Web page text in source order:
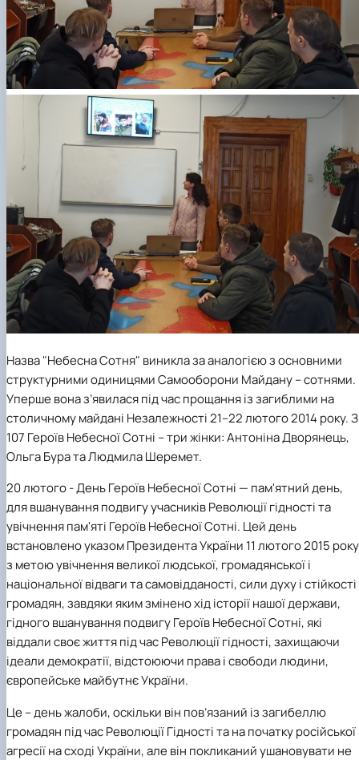
Назва "Небесна Сотня" виникла за аналогією з основними
структурними одиницями Самооборони Майдану – сотнями.
Уперше вона з’явилася під час прощання із загиблими на
столичному майдані Незалежності 21–22 лютого 2014 року.
107 Героїв Небесної Сотні – три жінки: Антоніна Дворянець,
Ольга Бура та Людмила Шеремет.
20 лютого - День Героїв Небесної Сотні — пам'ятний день,
для вшанування подвигу учасників Революції гідності та
увічнення пам'яті Героїв Небесної Сотні. Цей день
встановлено указом Президента України 11 лютого 2015 року
з метою увічнення великої людської, громадянської і
національної відваги та самовідданості, сили духу і стійкості
громадян, завдяки яким змінено хід історії нашої держави,
гідного вшанування подвигу Героїв Небесної Сотні, які
віддали своє життя під час Революції гідності, захищаючи
ідеали демократії, відстоюючи права і свободи людини,
європейське майбутнє України.
Це – день жалоби, оскільки він пов’язаний із загибеллю
громадян під час Революції Гідності та на початку російської
агресії на сході України, але він покликаний ушановувати не